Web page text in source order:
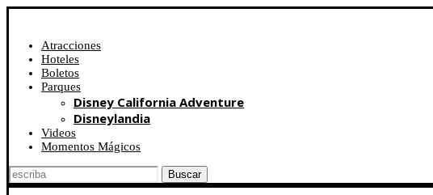
Atracciones
Hoteles
Boletos
Parques
Disney California Adventure
Disneylandia
Videos
Momentos Mágicos
Buscar